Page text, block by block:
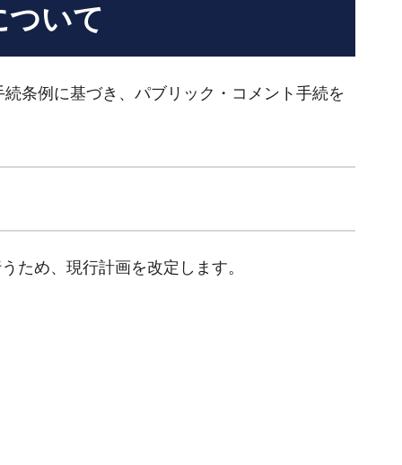
ついて
条例に基づき、パブリック・コメント手続を
ため、現行計画を改定します。